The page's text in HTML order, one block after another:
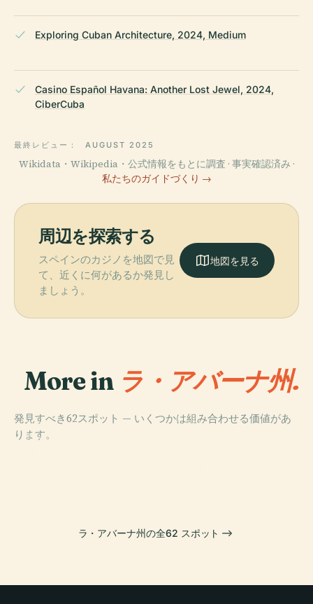
Exploring Cuban Architecture, 2024, Medium
Casino Español Havana: Another Lost Jewel, 2024,
CiberCuba
最終レビュー： AUGUST 2025
Wikidata・Wikipedia・公式情報をもとに調査 · 事実確認済み ·
私たちのガイドづくり →
周辺を探索する
スペインのカジノを地図で見
て、近くに何があるか発見し
ましょう。
地図を見る
More in ラ・アバーナ州.
発見すべき62スポット — いくつかは組み合わせる価値があ
ります。
PLACE
ニコラス・ギジ
PLACE
PLACE
ラ・アバーナ州の全62 スポット